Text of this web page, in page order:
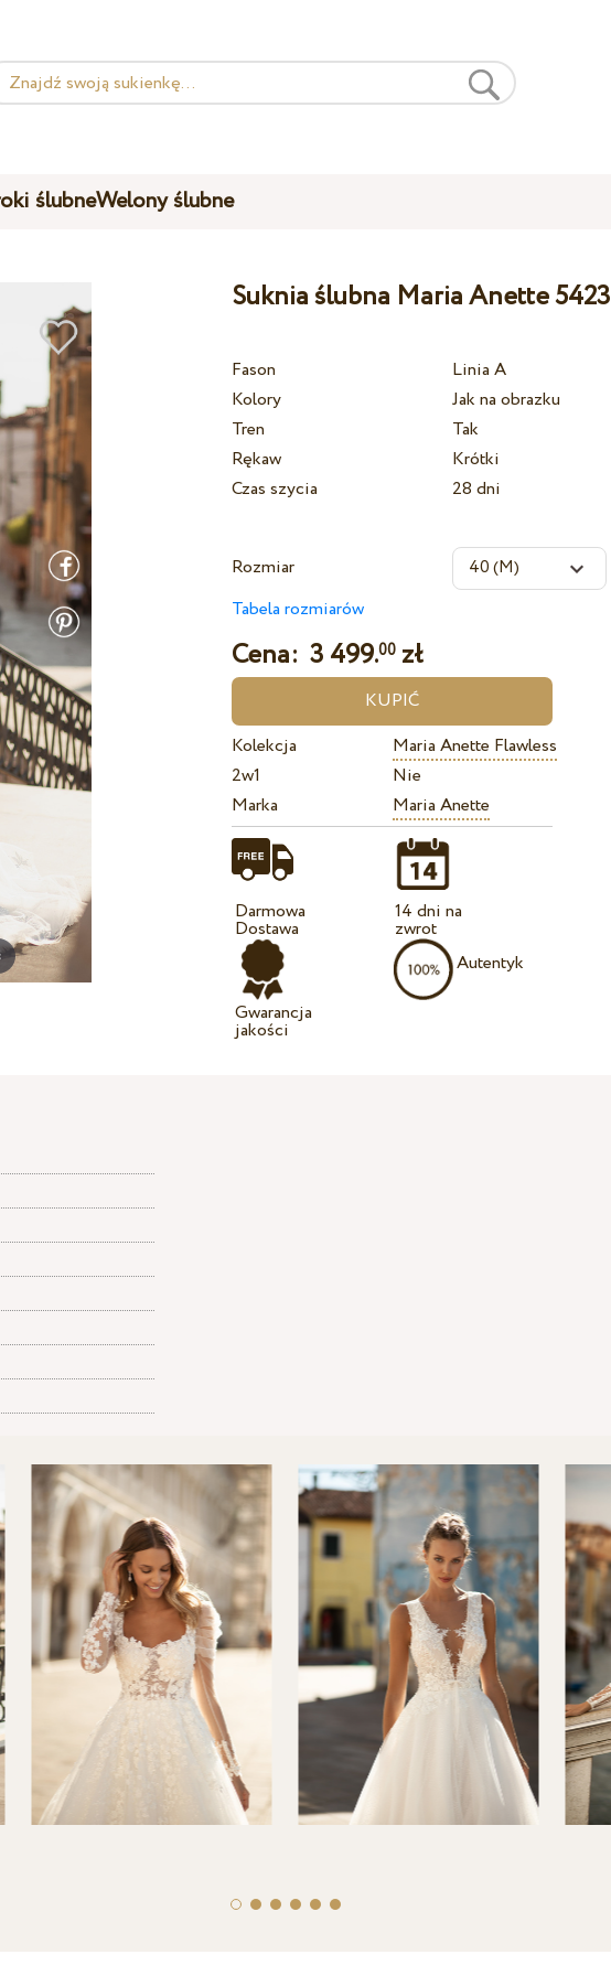
ślubneWelony ślubne
Suknia ślubna Maria Anette 5423
Fason
Linia A
Kolory
Jak na obrazku
Tren
Tak
Rękaw
Krótki
Czas szycia
28 dni
Rozmiar
Tabela rozmiarów
Cena:3 499.00 zł
Kolekcja
Maria Anette Flawless
2w1
Nie
Marka
Maria Anette
Darmowa
Dostawa
Gwarancja
jakości
14 dni na
zwrot
Autentyk